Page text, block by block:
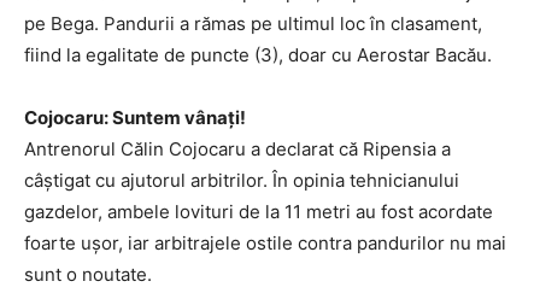
pe Bega. Pandurii a rămas pe ultimul loc în clasament,
fiind la egalitate de puncte (3), doar cu Aerostar Bacău.
Cojocaru: Suntem vânaţi!
Antrenorul Călin Cojocaru a declarat că Ripensia a
câştigat cu ajutorul arbitrilor. În opinia tehnicianului
gazdelor, ambele lovituri de la 11 metri au fost acordate
foarte uşor, iar arbitrajele ostile contra pandurilor nu mai
sunt o noutate.